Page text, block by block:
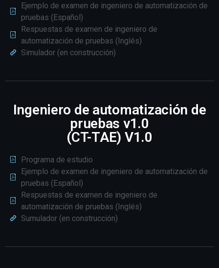
Ejemplo de examen de ingeniero de automatización de
pruebas (Español)
Respuestas de examen de ingeniero de
automatización de pruebas (Inglés)
Simulador (en construcción)
Ingeniero de automatización de
pruebas v1.0
(CT-TAE) V1.0
Programa de estudio
Ejemplo de examen de ingeniero de automatización de
pruebas (Español)
Respuestas de examen de ingeniero de
automatización de pruebas (Inglés)
Sumulador (en construcción)